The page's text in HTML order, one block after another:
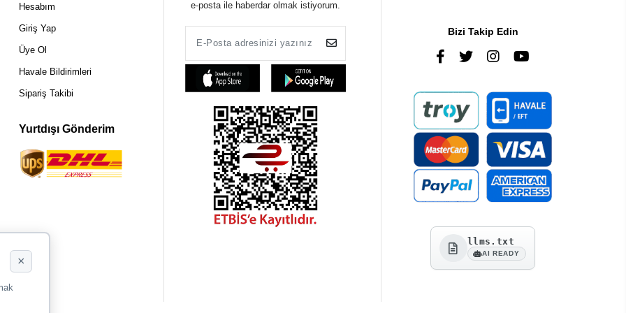
Hesabım
Giriş Yap
Üye Ol
Havale Bildirimleri
Sipariş Takibi
Yurtdışı Gönderim
e-posta ile haberdar olmak istiyorum.
Bizi Takip Edin
llms.txt
AI READY
×